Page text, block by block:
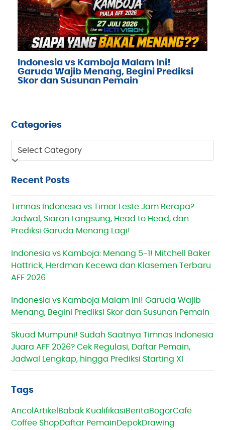
Indonesia vs Kamboja Malam Ini!
Garuda Wajib Menang, Begini Prediksi
Skor dan Susunan Pemain
Categories
Categories
Recent Posts
Timnas Indonesia vs Timor Leste Jam Berapa?
Jadwal, Siaran Langsung, Head to Head, dan
Prediksi Garuda Menang Lagi!
Indonesia vs Kamboja: Menang 5-1! Mitchell Baker
Hattrick, Herdman Kecewa dan Klasemen Terbaru
AFF 2026
Indonesia vs Kamboja Malam Ini! Garuda Wajib
Menang, Begini Prediksi Skor dan Susunan Pemain
Skuad Mumpuni! Sudah Saatnya Timnas Indonesia
Juara AFF 2026? Cek Regulasi, Daftar Pemain,
Jadwal Lengkap, hingga Prediksi Starting XI
Tags
Ancol Artikel Babak KualifikasiBeritaBogorCafe
Coffee ShopDaftar PemainDepokDrawing